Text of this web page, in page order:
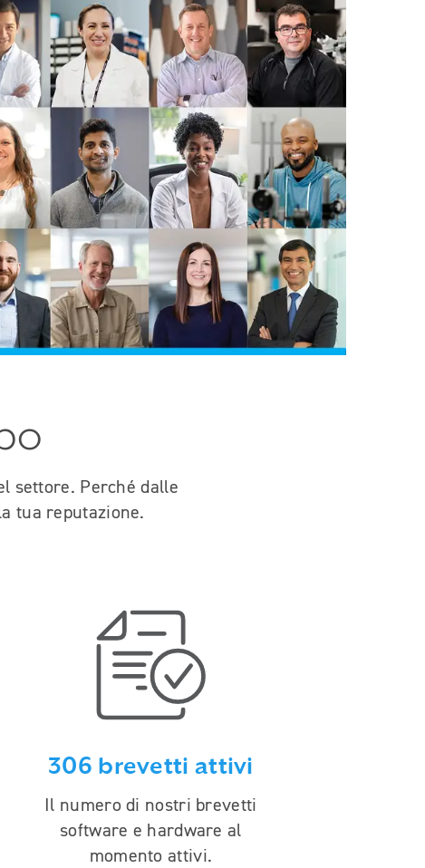
settore. Perché dalle
tua reputazione.
306 brevetti attivi
Il numero di nostri brevetti
software e hardware al
momento attivi.